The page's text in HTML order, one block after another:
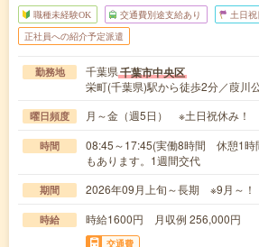
職種未経験OK 交通費別途支給あり 土日祝
正社員への紹介予定派遣
勤務地 千葉県千葉市中央区
栄町(千葉県)駅から徒歩2分／葭川
曜日頻度 月～金（週5日） ※土日祝休み！
時間
08:45～17:45(実働8時間 休憩1時
もあります。1週間交代
期間 2026年09月上旬～長期 ※9月～！
時給 時給1600円 月収例 256,000円
交通費